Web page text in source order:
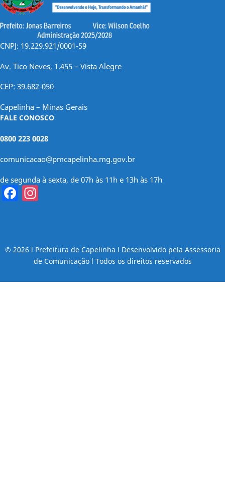
CNPJ: 19.229.921/0001-59
Av. Tico Neves, 1.455 – Vista Alegre
CEP: 39.682-050
Capelinha – Minas Gerais
FALE CONOSCO
0800 223 0028
comunicacao@pmcapelinha.mg.gov.br
de segunda à sexta, de 07h às 11h e 13h às 17h
Facebook
© 2026 l Prefeitura de Capelinha l Desenvolvido pela Assessoria
de Comunicação l Todos os direitos reservados